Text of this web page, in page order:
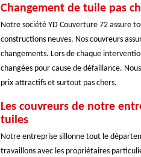
Changement de tuile pas
Notre société YD Couverture 72 assure
constructions neuves. Nos couvreurs
changements. Lors de chaque
changées pour cause de défaillance.
prix attractifs et surtout pas chers.
Les couvreurs de notre
tuiles
Notre entreprise sillonne tout le
travaillons avec les propriétaires